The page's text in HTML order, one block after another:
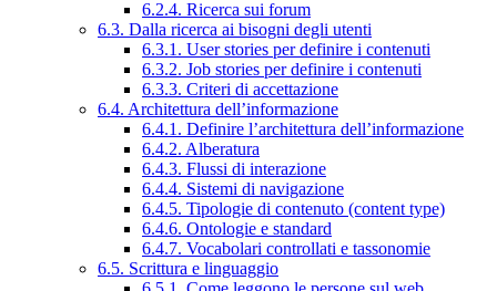
6.2.4. Ricerca sui forum
6.3. Dalla ricerca ai bisogni degli utenti
6.3.1. User stories per definire i contenuti
6.3.2. Job stories per definire i contenuti
6.3.3. Criteri di accettazione
6.4. Architettura dell’informazione
6.4.1. Definire l’architettura dell’informazione
6.4.2. Alberatura
6.4.3. Flussi di interazione
6.4.4. Sistemi di navigazione
6.4.5. Tipologie di contenuto (content type)
6.4.6. Ontologie e standard
6.4.7. Vocabolari controllati e tassonomie
6.5. Scrittura e linguaggio